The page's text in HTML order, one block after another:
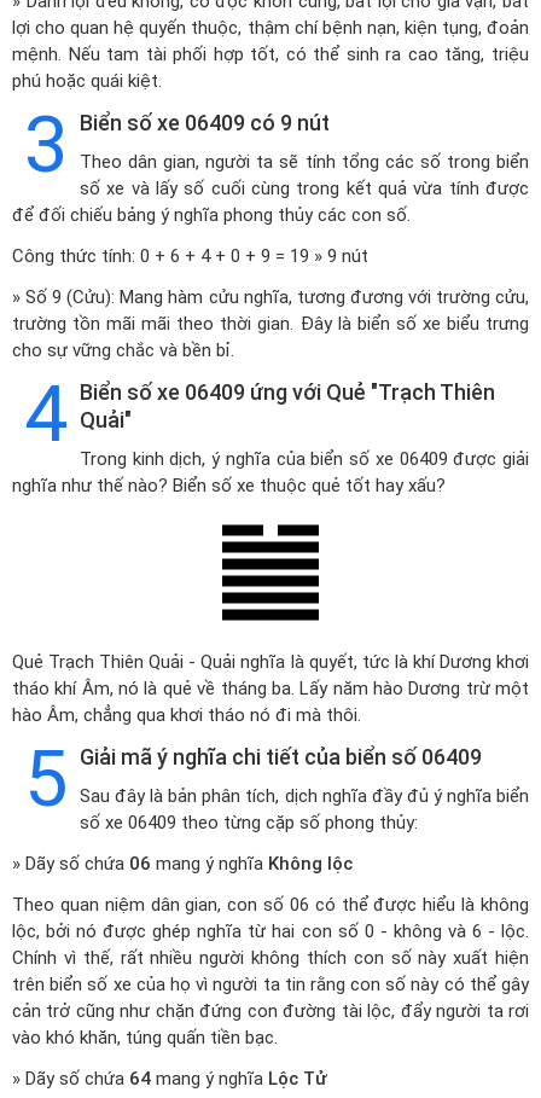
lợi cho quan hệ quyến thuộc, thậm chí bệnh nạn, kiện tụng, đoản
mệnh. Nếu tam tài phối hợp tốt, có thể sinh ra cao tăng, triệu
phú hoặc quái kiệt.
3 Biển số xe 06409 có 9 nút
Theo dân gian, người ta sẽ tính tổng các số trong biển
số xe và lấy số cuối cùng trong kết quả vừa tính được
để đối chiếu bảng ý nghĩa phong thủy các con số.
Công thức tính: 0 + 6 + 4 + 0 + 9 = 19 » 9 nút
» Số 9 (Cửu): Mang hàm cửu nghĩa, tương đương với trường cửu,
trường tồn mãi mãi theo thời gian. Đây là biển số xe biểu trưng
cho sự vững chắc và bền bỉ.
4 Biển số xe 06409 ứng với Quẻ "Trạch Thiên
Quải"
Trong kinh dịch, ý nghĩa của biển số xe 06409 được giải
nghĩa như thế nào? Biển số xe thuộc quẻ tốt hay xấu?
Quẻ Trạch Thiên Quải - Quải nghĩa là quyết, tức là khí Dương khơi
tháo khí Âm, nó là quẻ về tháng ba. Lấy năm hào Dương trừ một
hào Âm, chẳng qua khơi tháo nó đi mà thôi.
5 Giải mã ý nghĩa chi tiết của biển số 06409
Sau đây là bản phân tích, dịch nghĩa đầy đủ ý nghĩa biển
số xe 06409 theo từng cặp số phong thủy:
» Dãy số chứa 06 mang ý nghĩa Không lộc
Theo quan niệm dân gian, con số 06 có thể được hiểu là không
lộc, bởi nó được ghép nghĩa từ hai con số 0 - không và 6 - lộc.
Chính vì thế, rất nhiều người không thích con số này xuất hiện
trên biển số xe của họ vì người ta tin rằng con số này có thể gây
cản trở cũng như chặn đứng con đường tài lộc, đẩy người ta rơi
vào khó khăn, túng quấn tiền bạc.
» Dãy số chứa 64 mang ý nghĩa Lộc Tử